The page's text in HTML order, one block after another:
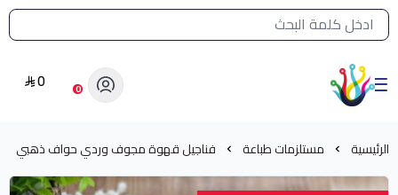
القائمة الرئيسية لمتجر الشرق النادر
الشرق النادر بيع مستلزمات طباعة حرارية 0
0
الرئيسية مستلزمات طباعة فناجيل قهوة مجوف وردي حواف ذهبي